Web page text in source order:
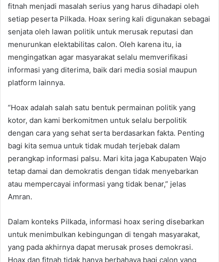
fitnah menjadi masalah serius yang harus dihadapi oleh
setiap peserta Pilkada. Hoax sering kali digunakan sebagai
senjata oleh lawan politik untuk merusak reputasi dan
menurunkan elektabilitas calon. Oleh karena itu, ia
mengingatkan agar masyarakat selalu memverifikasi
informasi yang diterima, baik dari media sosial maupun
platform lainnya.
“Hoax adalah salah satu bentuk permainan politik yang
kotor, dan kami berkomitmen untuk selalu berpolitik
dengan cara yang sehat serta berdasarkan fakta. Penting
bagi kita semua untuk tidak mudah terjebak dalam
perangkap informasi palsu. Mari kita jaga Kabupaten Wajo
tetap damai dan demokratis dengan tidak menyebarkan
atau mempercayai informasi yang tidak benar,” jelas
Amran.
Dalam konteks Pilkada, informasi hoax sering disebarkan
untuk menimbulkan kebingungan di tengah masyarakat,
yang pada akhirnya dapat merusak proses demokrasi.
Hoax dan fitnah tidak hanya berbahaya bagi calon yang